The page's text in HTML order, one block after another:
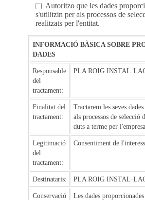
Autoritzo que les dades
s'utilitzin per als processos de
realitzats per l'entitat.
INFORMACIÓ BÀSICA SOBRE
DADES
Responsable
del
tractament:
PLA ROIG
Finalitat del
tractament:
Tractarem les seves
als processos de selecció
duts a terme per l'empresa.
Legitimació
del
tractament:
Consentiment de
Destinataris: PLA ROIG
Conservació
Les dades proporcionades